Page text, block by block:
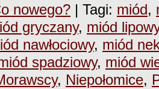
nowego? | Tagi: miód,
gryczany, miód lipowy
nawłociowy, miód
spadziowy, miód
, Niepołomice,